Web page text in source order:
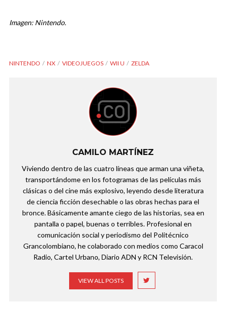
Imagen: Nintendo.
NINTENDO NX VIDEOJUEGOS WII U ZELDA
CAMILO MARTÍNEZ
Viviendo dentro de las cuatro líneas que arman una viñeta,
transportándome en los fotogramas de las películas más
clásicas o del cine más explosivo, leyendo desde literatura
de ciencia ficción desechable o las obras hechas para el
bronce. Básicamente amante ciego de las historias, sea en
pantalla o papel, buenas o terribles. Profesional en
comunicación social y periodismo del Politécnico
Grancolombiano, he colaborado con medios como Caracol
Radio, Cartel Urbano, Diario ADN y RCN Televisión.
VIEW ALL POSTS